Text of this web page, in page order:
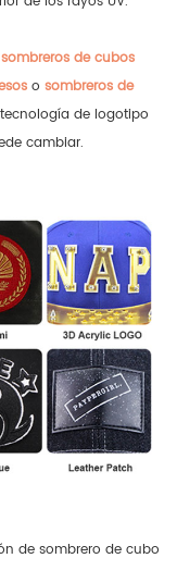
sombreros de cubos
osombreros de
de logotipo
cambiar.
de sombrero de cubo